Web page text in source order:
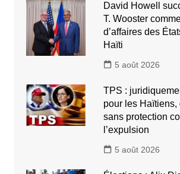
David Howell
T. Wooster
d’affaires des
Haïti
5 août 2026
TPS :
pour les Haïtiens,
sans protection
l’expulsion
5 août 2026